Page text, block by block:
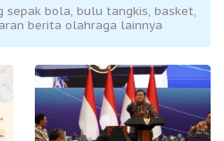
bola, bulu tangkis, basket,
berita olahraga lainnya